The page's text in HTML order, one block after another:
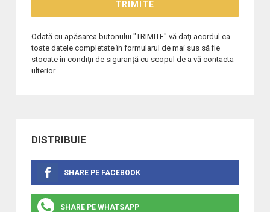
Odată cu apăsarea butonului "TRIMITE" vă daţi acordul ca
toate datele completate în formularul de mai sus să fie
stocate în condiţii de siguranţă cu scopul de a vă contacta
ulterior.
DISTRIBUIE
SHARE PE FACEBOOK
SHARE PE WHATSAPP